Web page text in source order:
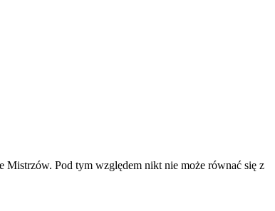
Mistrzów. Pod tym względem nikt nie może równać się z